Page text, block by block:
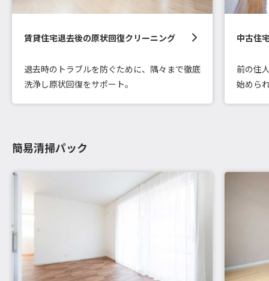
賃貸住宅退去後の原状回復クリーニング
退去時のトラブルを防ぐために、隅々まで徹底
洗浄し原状回復をサポート。
中古住
前の住
始めら
簡易清掃パック